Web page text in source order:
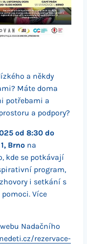
a někdy
Máte doma
potřebami a
a podpory?
od 8:30 do
Brno na
kde se potkávají
program,
i setkání s
Více
Nadačního
cz/rezervace-